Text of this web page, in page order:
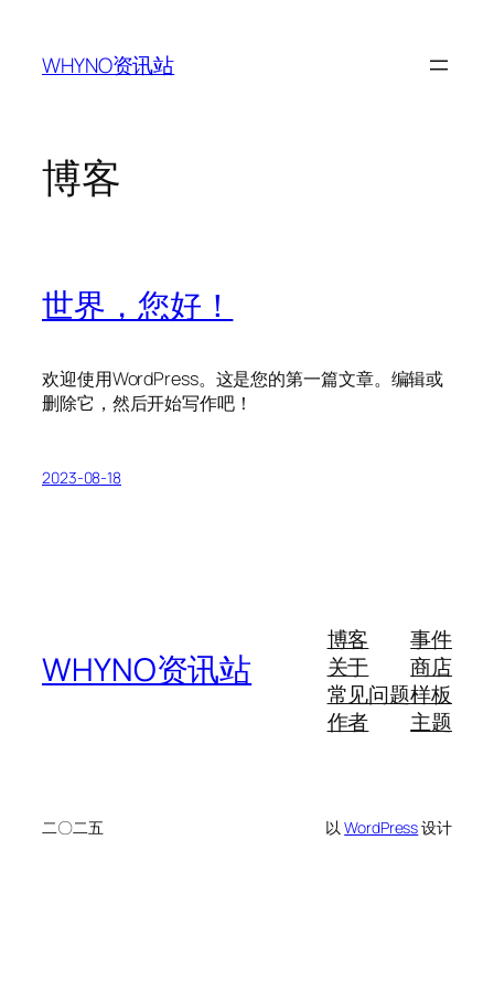
WHYNO资讯站
博客
世界，您好！
欢迎使用WordPress。这是您的第一篇文章。编辑或
删除它，然后开始写作吧！
2023-08-18
WHYNO资讯站
博客
关于
常见问题
作者
事件
商店
样板
主题
二〇二五 以WordPress设计